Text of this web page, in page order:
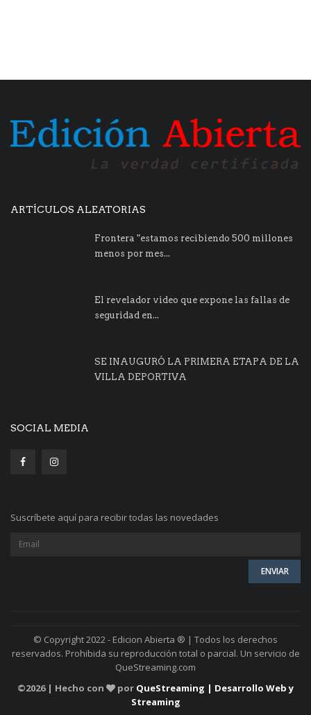
ARTÍCULOS ALEATORIAS
Frontera "estamos recibiendo 500 millones
menos por mes...
El revelador video que expone las fallas de
seguridad en...
SE INAUGURÓ LA PRIMERA ETAPA DE LA
VILLA DEPORTIVA
SOCIAL MEDIA
Suscríbete aquí para recibir todas las novedades
© Copyright 2022 - Edicion Abierta ® | Todos los derechos
reservados. Prohibida su reproducción total o parcial. Un servicio de
QueStreaming.com
©2026 | Hecho con por QueStreaming | Desarrollo Web y
Streaming